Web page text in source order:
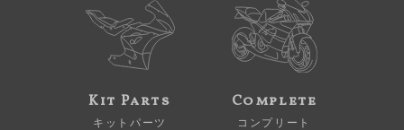
Kit Parts
キットパーツ
Complete
コンプリート